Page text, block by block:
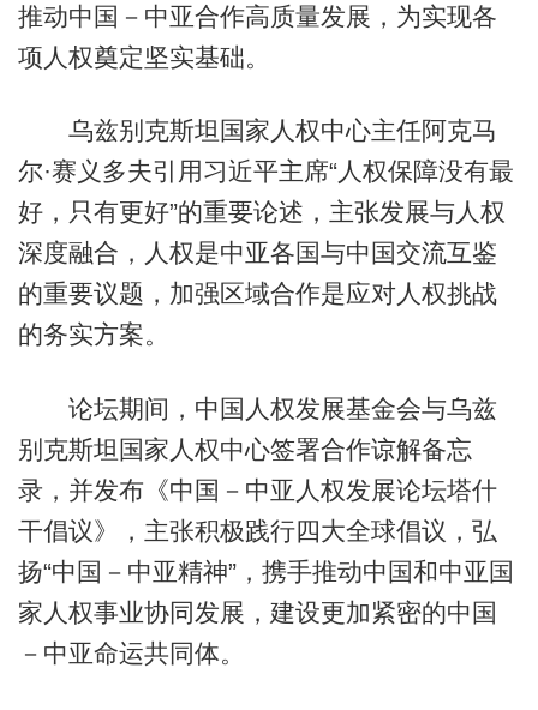
推动中国－中亚合作高质量发展，为实现各
项人权奠定坚实基础。
乌兹别克斯坦国家人权中心主任阿克马
尔·赛义多夫引用习近平主席“人权保障没有最
好，只有更好”的重要论述，主张发展与人权
深度融合，人权是中亚各国与中国交流互鉴
的重要议题，加强区域合作是应对人权挑战
的务实方案。
论坛期间，中国人权发展基金会与乌兹
别克斯坦国家人权中心签署合作谅解备忘
录，并发布《中国－中亚人权发展论坛塔什
干倡议》，主张积极践行四大全球倡议，弘
扬“中国－中亚精神”，携手推动中国和中亚国
家人权事业协同发展，建设更加紧密的中国
－中亚命运共同体。